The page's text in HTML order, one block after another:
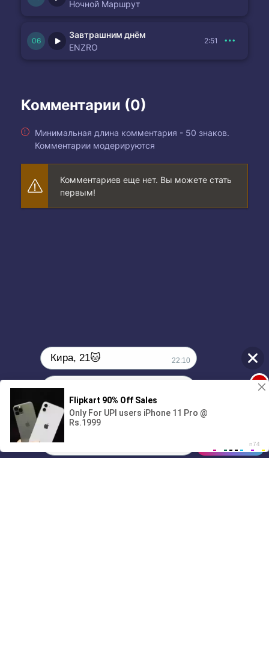
Ночной Маршрут
Завтрашним днём
ENZRO
2:51
Комментарии (0)
Минимальная длина комментария - 50 знаков.
Комментарии модерируются
Комментариев еще нет. Вы можете стать
первым!
01/07
00:00
Кира, 21🐱 22:10
Поиграешь со мной? 💖🐾 1